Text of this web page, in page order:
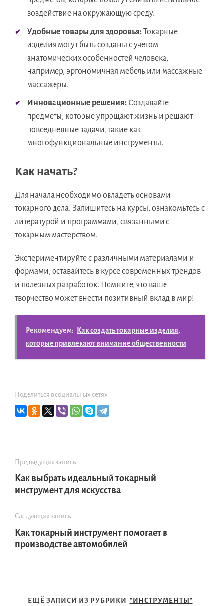
воздействие на окружающую среду.
Удобные товары для здоровья:Токарные
изделия могут быть созданы с учетом
анатомических особенностей человека,
например, эргономичная мебель или массажные
массажеры.
Инновационные решения: Создавайте
предметы, которые упрощают жизнь и решают
повседневные задачи, такие как
многофункциональные инструменты.
Как начать?
Для начала необходимо овладеть основами
токарного дела. Запишитесь на курсы, ознакомьтесь с
литературой и программами, связанными с
токарным мастерством.
Экспериментируйте с различными материалами и
формами, оставайтесь в курсе современных трендов
и полезных разработок. Помните, что ваше
творчество может внести позитивный вклад в мир!
Рекомендуем:
Как создать токарные изделия,
которые привлекают внимание общественности
Поделиться в социальных сетях
Предыдущая запись
Как выбрать идеальный токарный
инструмент для искусства
Следующая запись
Как токарный инструмент помогает в
производстве автомобилей
ЕЩЁ ЗАПИСИ ИЗ РУБРИКИ "ИНСТРУМЕНТЫ"